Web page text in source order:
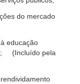
do mercado
educação
(Incluído pela